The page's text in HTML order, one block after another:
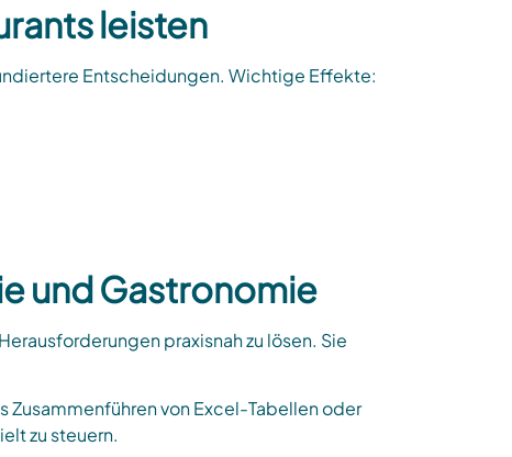
leisten
Entscheidungen. Wichtige Effekte:
und Gastronomie
praxisnah zu lösen. Sie
Zusammenführen von Excel-Tabellen oder
zu steuern.